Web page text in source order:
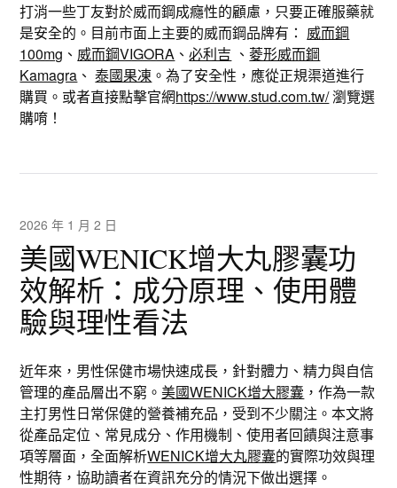
打消一些丁友對於威而鋼成癮性的顧慮，只要正確服藥就
是安全的。目前市面上主要的威而鋼品牌有： 威而鋼
100mg 、 威而鋼VIGORA 、必利吉 、菱形威而鋼
Kamagra 、泰國果凍 。為了安全性，應從正規渠道進行
購買。或者直接點擊官網https://www.stud.com.tw/瀏覽選
購唷！
2026 年 1 月 2 日
美國WENICK增大丸膠囊功
效解析：成分原理、使用體
驗與理性看法
近年來，男性保健市場快速成長，針對體力、精力與自信
管理的產品層出不窮。美國WENICK增大膠囊 ，作為一款
主打男性日常保健的營養補充品，受到不少關注。本文將
從產品定位、常見成分、作用機制、使用者回饋與注意事
項等層面，全面解析WENICK增大丸膠囊的實際功效與理
性期待，協助讀者在資訊充分的情況下做出選擇。